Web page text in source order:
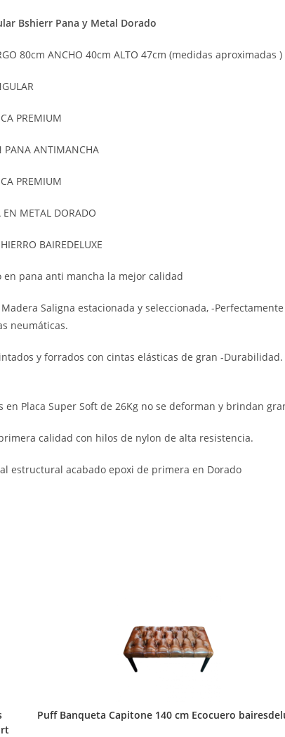
Bshierr Pana y Metal Dorado
80cm ANCHO 40cm ALTO 47cm (medidas aproximadas )
PREMIUM
PANA ANTIMANCHA
PREMIUM
EN METAL DORADO
BAIREDELUXE
en pana anti mancha la mejor calidad
Saligna estacionada y seleccionada, -
neumáticas.
y forrados con cintas elásticas de gran -
en Placa Super Soft de 26Kg no se deforman y brindan
calidad con hilos de nylon de alta resistencia.
estructural acabado epoxi de primera en Dorado
Puff Banqueta Capitone 140 cm Ecocuero